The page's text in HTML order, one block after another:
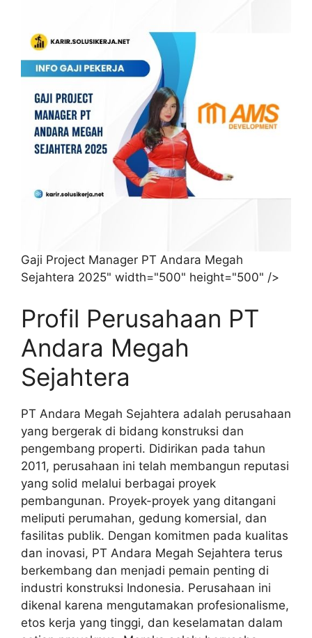
Gaji Project Manager PT Andara Megah
Sejahtera 2025" width="500" height="500" />
Profil Perusahaan PT
Andara Megah
Sejahtera
PT Andara Megah Sejahtera adalah perusahaan
yang bergerak di bidang konstruksi dan
pengembang properti. Didirikan pada tahun
2011, perusahaan ini telah membangun reputasi
yang solid melalui berbagai proyek
pembangunan. Proyek-proyek yang ditangani
meliputi perumahan, gedung komersial, dan
fasilitas publik. Dengan komitmen pada kualitas
dan inovasi, PT Andara Megah Sejahtera terus
berkembang dan menjadi pemain penting di
industri konstruksi Indonesia. Perusahaan ini
dikenal karena mengutamakan profesionalisme,
etos kerja yang tinggi, dan keselamatan dalam